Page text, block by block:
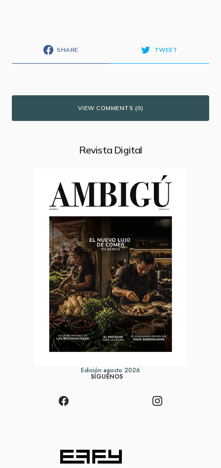
SHARE TWEET
VIEW COMMENTS (0)
Revista Digital
Edición agosto 2026
SÍGUENOS